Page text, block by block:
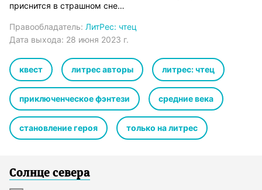
приснится в страшном сне…
Правообладатель: ЛитРес: чтец
Дата выхода: 28 июня 2023 г.
квест литрес авторы литрес: чтец
приключенческое фэнтези средние века
становление героя только на литрес
Солнце севера